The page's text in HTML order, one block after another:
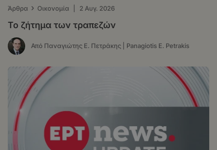
Άρθρα › Οικονομία 2 Αυγ. 2026
Το ζήτημα των τραπεζών
Από Παναγιώτης Ε. Πετράκης | Panagiotis E. Petrakis